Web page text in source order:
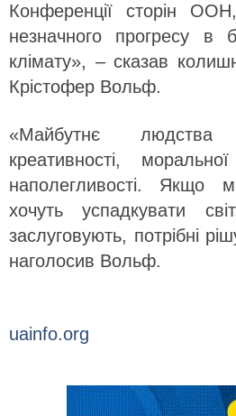
Конференції сторін
незначного прогресу в
клімату», – сказав
Крістофер Вольф.
«Майбутнє
креативності,
наполегливості. Якщо
хочуть успадкувати
заслуговують, потрібні
наголосив Вольф.
uainfo.org